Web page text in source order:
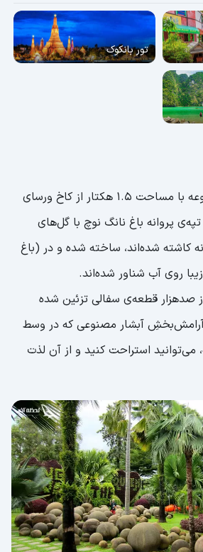
تور بانکوک
باغ فرانسوی این مجموعه با مساحت 1.5 هکتار از کاخ ورسای
پروانه باغ نانگ نوچ با گل‌های
کاشته شده‌اند، ساخته شده و در (باغ
روی آب شناور شده‌اند.
صدهزار قطعه‌ی سفالی تزئین شده
آرامش‌بخشِ آبشار مصنوعی که در وسط
می‌توانید استراحت کنید و از آن لذت